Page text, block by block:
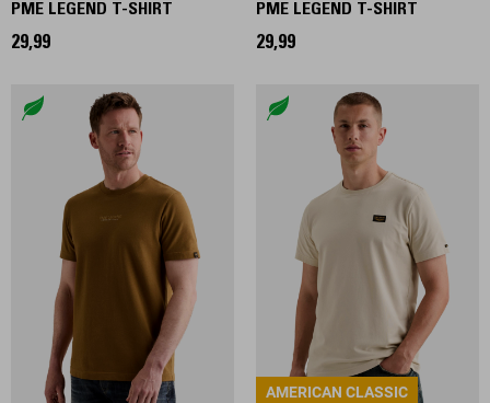
PME LEGEND T-SHIRT
29,99
PME LEGEND T-SHIRT
29,99
AMERICAN CLASSIC